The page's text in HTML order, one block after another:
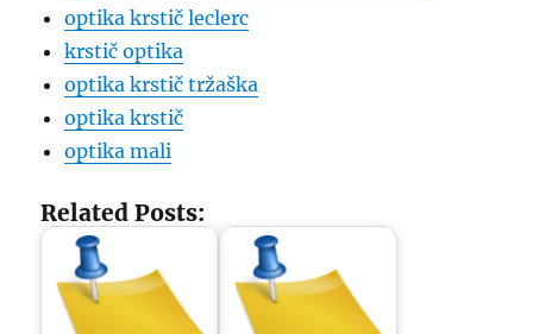
optika krstič leclerc
krstič optika
optika krstič tržaška
optika krstič
optika mali
Related Posts: